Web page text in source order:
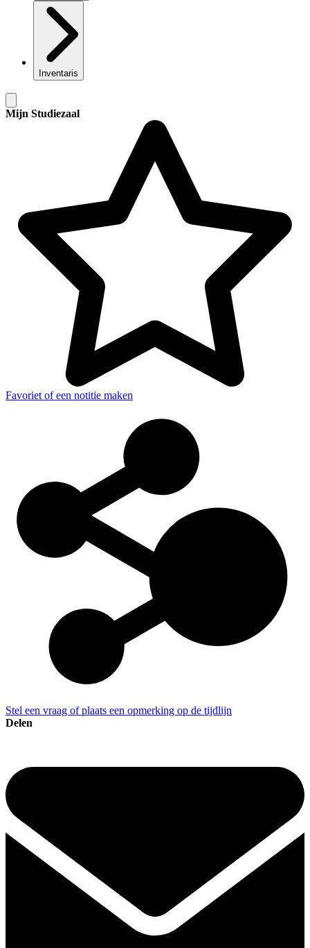
Inventaris
Mijn Studiezaal
Favoriet of een notitie maken
Stel een vraag of plaats een opmerking op de tijdlijn
Delen